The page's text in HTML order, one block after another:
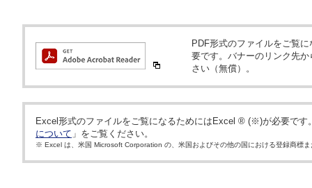
PDF形式のファイルをご覧
要です。バナーのリンク先
さい（無償）。
Excel形式のファイルをご覧になるためにはExcel ® (※)が必要です
について 」をご覧ください。
※ Excel は、米国 Microsoft Corporation の、米国およびその他の国における登録商標ま